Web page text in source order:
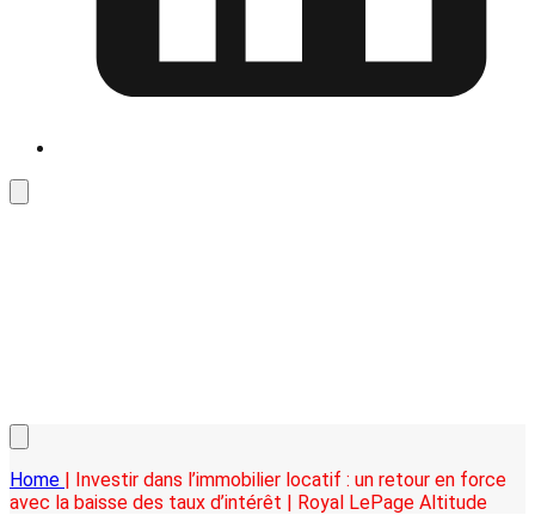
Home | Investir dans l’immobilier locatif : un retour en force
avec la baisse des taux d’intérêt | Royal LePage Altitude